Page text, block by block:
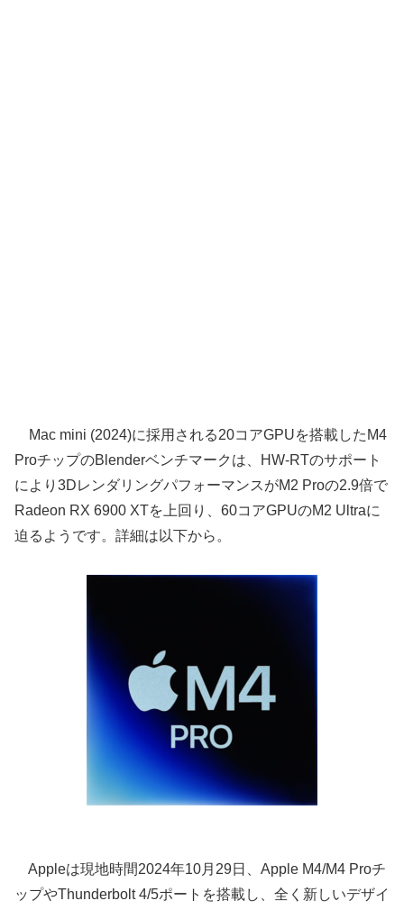
Mac mini (2024)に採用される20コアGPUを搭載したM4
ProチップのBlenderベンチマークは、HW-RTのサポート
により3DレンダリングパフォーマンスがM2 Proの2.9倍で
Radeon RX 6900 XTを上回り、60コアGPUのM2 Ultraに
迫るようです。詳細は以下から。
Appleは現地時間2024年10月29日、Apple M4/M4 Proチ
ップやThunderbolt 4/5ポートを搭載し、全く新しいデザイ